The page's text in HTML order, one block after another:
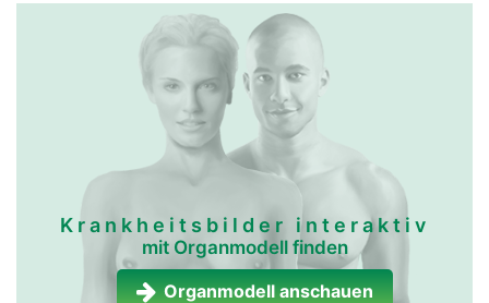
Krankheitsbilder interaktiv
mit Organmodell finden
Organmodell anschauen